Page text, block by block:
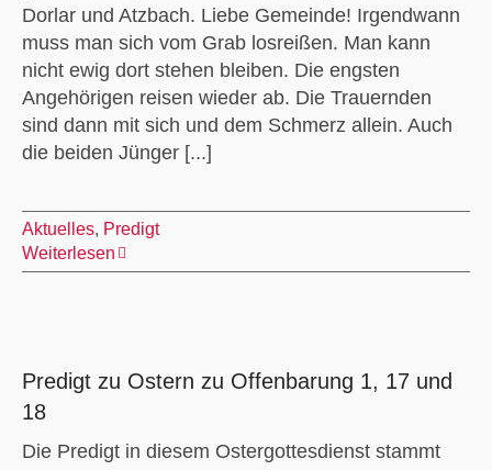
Dorlar und Atzbach. Liebe Gemeinde! Irgendwann
muss man sich vom Grab losreißen. Man kann
nicht ewig dort stehen bleiben. Die engsten
Angehörigen reisen wieder ab. Die Trauernden
sind dann mit sich und dem Schmerz allein. Auch
die beiden Jünger [...]
Aktuelles, Predigt
Weiterlesen
Predigt zu Ostern zu Offenbarung 1, 17 und
18
Die Predigt in diesem Ostergottesdienst stammt